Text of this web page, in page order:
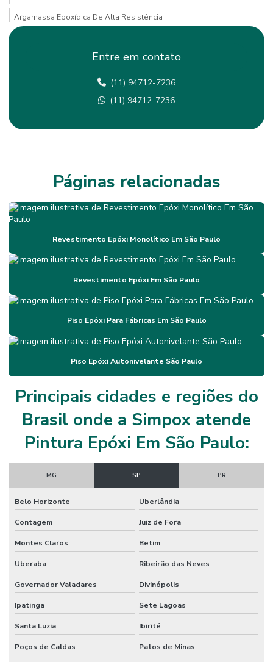
Argamassa Epoxídica De Alta Resistência
Empresa De Tratamento De Juntas Em São Paulo
Empresas De Lapidação De Piso
Empresas De Pintura De Faixas Em São Paulo
Empresas De Pintura Epóxi Em Minas Gerais
Impermeabilização
Impermeabilização De Mezaninos Em Sp
Impermeabilização De Mezaninos Metálicos
Impermeabilização De Poliuretano
Impermeabilização Para Estruturas Metálicas
Impermeabilização Para Variações Térmicas
Instalação De Juntas De Dilatação
Instalação De Piso Epóxi Em São Paulo
Instalação De Revestimento Epóxi Para Indústria
Juntas De Dilatação
Lábio Polimérico Alta Resistência Em São Paulo
Lábio Polimérico Para Construção
Lábio Polimérico Para Construções Em Sp
Lábio Polimérico Para Pisos Industriais
Entre em contato
(11) 94712-7236
(11) 94712-7236
Páginas relacionadas
Revestimento Epóxi Monolítico Em São Paulo
Revestimento Epóxi Em São Paulo
Piso Epóxi Para Fábricas Em São Paulo
Piso Epóxi Autonivelante São Paulo
Principais cidades e regiões do
Brasil onde a Simpox atende
Pintura Epóxi Em São Paulo:
MG SP PR
Belo Horizonte Uberlândia
Contagem Juiz de Fora
Montes Claros Betim
Uberaba Ribeirão das Neves
Governador Valadares Divinópolis
Ipatinga Sete Lagoas
Santa Luzia Ibirité
Poços de Caldas Patos de Minas